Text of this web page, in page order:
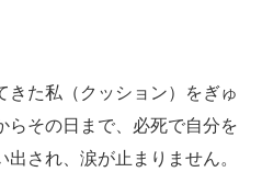
きた私（クッション）をぎゅ
らその日まで、必死で自分を
され、涙が止まりません。